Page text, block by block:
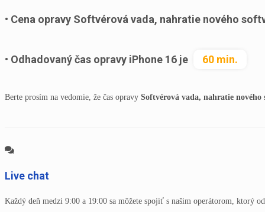
Cena opravy Softvérová vada, nahratie nového
Odhadovaný čas opravy iPhone 16 je 60 min.
Berte prosím na vedomie, že čas opravy Softvérová vada, nahratie nového
Live chat
Každý deň medzi 9:00 a 19:00 sa môžete spojiť s našim operátorom, ktorý